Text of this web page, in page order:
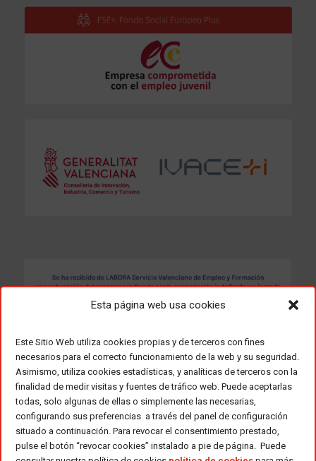
Esta página web usa cookies
Este Sitio Web utiliza cookies propias y de terceros con fines
necesarios para el correcto funcionamiento de la web y su seguridad.
Asimismo, utiliza cookies estadísticas, y analíticas de terceros con la
finalidad de medir visitas y fuentes de tráfico web. Puede aceptarlas
todas, solo algunas de ellas o simplemente las necesarias,
configurando sus preferencias a través del panel de configuración
situado a continuación. Para revocar el consentimiento prestado,
pulse el botón “revocar cookies” instalado a pie de página. Puede